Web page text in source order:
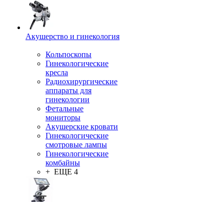
Акушерство и гинекология
Кольпоскопы
Гинекологические
кресла
Радиохирургические
аппараты для
гинекологии
Фетальные
мониторы
Акушерские кровати
Гинекологические
смотровые лампы
Гинекологические
комбайны
+ ЕЩЕ 4